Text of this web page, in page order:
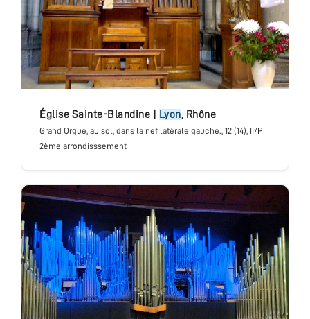
église Sainte-Blandine Lyon, Rhône
Grand Orgue, au sol, dans la nef latérale gauche., 12 (14), II/P
2ème arrondisssement